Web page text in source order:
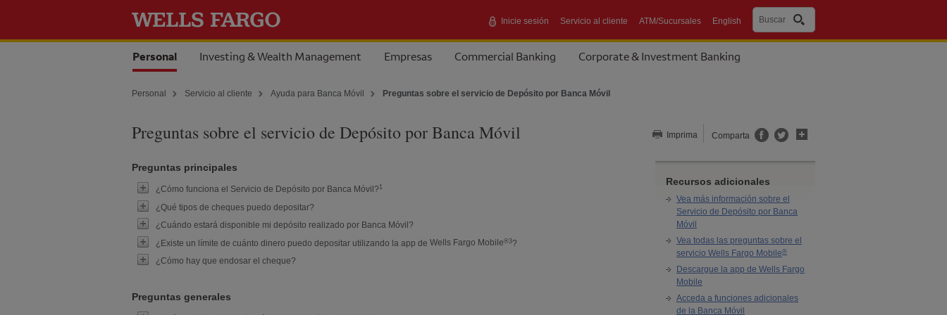
Inicie sesión Servicio al cliente ATM/Sucursales English Buscar
Seleccionada
Personal Investing & Wealth Management Empresas Commercial Banking Corporate & Investment Banking
Personal Servicio al cliente Ayuda para Banca Móvil Preguntas sobre el servicio de Depósito por Banca Móvil
Preguntas sobre el servicio de Depósito por Banca Móvil Imprima Comparta
Preguntas principales
¿Cómo funciona el Servicio de Depósito por Banca Móvil?
Nota al pie 1
1
¿Qué tipos de cheques puedo depositar?
¿Cuándo estará disponible mi depósito realizado por Banca Móvil?
¿Existe un límite de cuánto dinero puedo depositar utilizando la app de Wells Fargo Mobile®
Nota al pie 3
3?
¿Cómo hay que endosar el cheque?
Preguntas generales
Recursos adicionales
Vea más información sobre el
Servicio de Depósito por Banca
Móvil
Vea todas las preguntas sobre el
servicio Wells Fargo Mobile®
Descargue la app de Wells Fargo
Mobile
Acceda a funciones adicionales
de la Banca Móvil